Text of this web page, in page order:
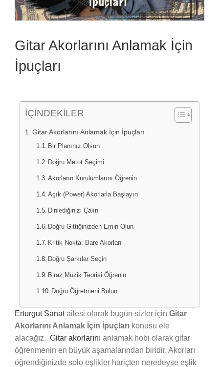
Gitar Akorlarını Anlamak İçin
İpuçları
İÇİNDEKİLER
Gitar Akorlarını Anlamak İçin İpuçları
Bir Planınız Olsun
Doğru Metot Seçimi
Akorların Kurulumlarını Öğrenin
Açık (Power) Akorlarla Başlayın
Dinlediğinizi Çalın
Doğru Gittiğinizden Emin Olun
Kritik Nokta: Bare Akorları
Doğru Şarkılar Seçin
Biraz Müzik Teorisi Öğrenin
Doğru Öğretmeni Bulun
Erturgut Sanatailesi olarak bugün sizler için Gitar
Akorlarını Anlamak İçin İpuçlarıkonusu ele
alacağız.. Gitar akorlarını anlamak hobi olarak gitar
öğrenmenin en büyük aşamalarından biridir. Akorları
öğrendiğinizde solo eşlikler hariçten neredeyse eşlik